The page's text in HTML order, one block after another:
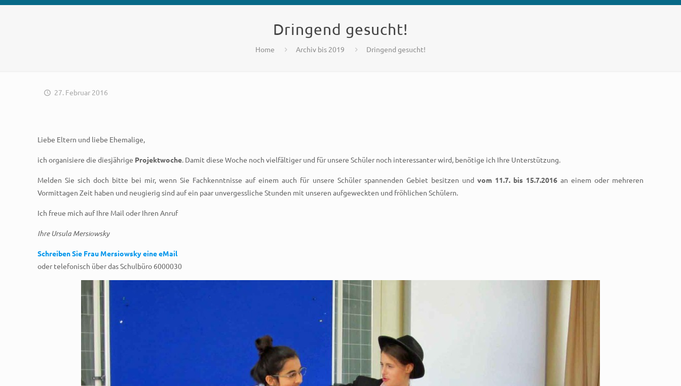
Dringend gesucht!
Home Archiv bis 2019 Dringend gesucht!
27. Februar 2016
Liebe Eltern und liebe Ehemalige,
ich organisiere die diesjährige Projektwoche. Damit diese Woche noch vielfältiger und für unsere Schüler noch interessanter wird, benötige ich Ihre Unterstützung.
Melden Sie sich doch bitte bei mir, wenn Sie Fachkenntnisse auf einem auch für unsere Schüler spannenden Gebiet besitzen und vom 11.7. bis 15.7.2016an einem oder mehreren
Vormittagen Zeit haben und neugierig sind auf ein paar unvergessliche Stunden mit unseren aufgeweckten und fröhlichen Schülern.
Ich freue mich auf Ihre Mail oder Ihren Anruf
Ihre Ursula Mersiowsky
Schreiben Sie Frau Mersiowsky eine eMail
oder telefonisch über das Schulbüro 6000030